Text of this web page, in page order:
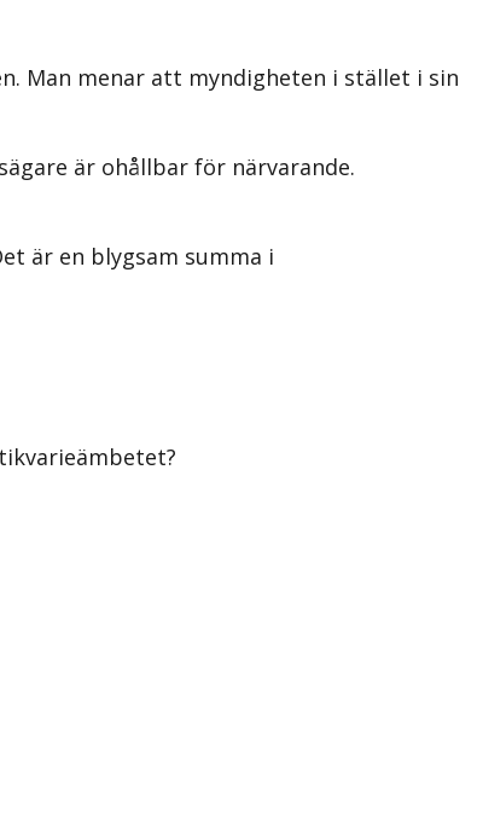
Man menar att myndigheten i stället i sin
är ohållbar för närvarande.
är en blygsam summa i